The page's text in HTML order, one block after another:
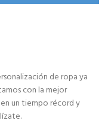
de ropa ya
con la mejor
un tiempo récord y